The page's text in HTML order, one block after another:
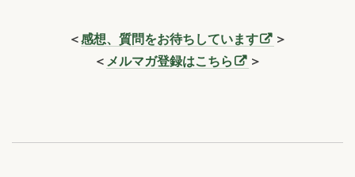
＜感想、質問をお待ちしています
＞
＜ メルマガ登録はこちら ＞